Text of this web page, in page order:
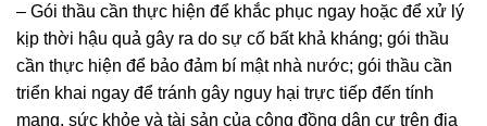
– Gói thầu cần thực hiện để khắc phục ngay hoặc để xử lý
kịp thời hậu quả gây ra do sự cố bất khả kháng; gói thầu
cần thực hiện để bảo đảm bí mật nhà nước; gói thầu cần
triển khai ngay để tránh gây nguy hại trực tiếp đến tính
mạng, sức khỏe và tài sản của cộng đồng dân cư trên địa